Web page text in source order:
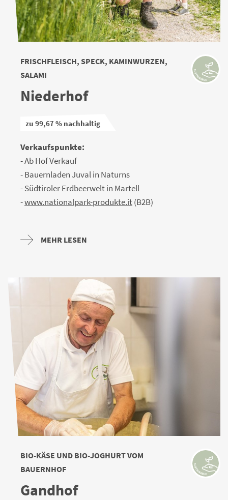
FRISCHFLEISCH, SPECK, KAMINWURZEN,
SALAMI
Niederhof
zu 99,67 % nachhaltig
Verkaufspunkte:
- Ab Hof Verkauf
- Bauernladen Juval in Naturns
- Südtiroler Erdbeerwelt in Martell
-www.nationalpark-produkte.it(B2B)
MEHR LESEN
BIO-KÄSE UND BIO-JOGHURT VOM
BAUERNHOF
Gandhof